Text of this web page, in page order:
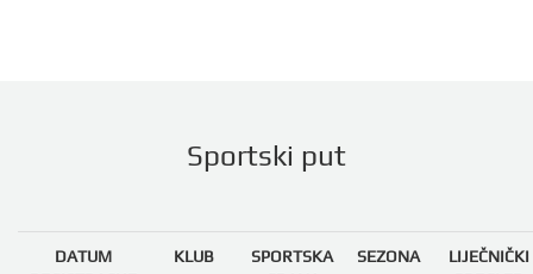
Sportski put
DATUM
KLUB
SPORTSKA
SEZONA
LIJEČNIČKI